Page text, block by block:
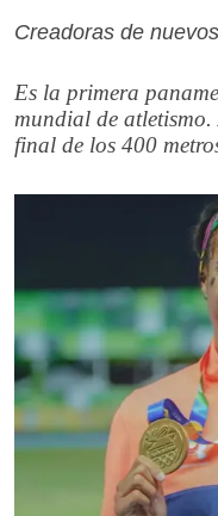
Creadoras de
Es la primera
mundial de
final de los 400